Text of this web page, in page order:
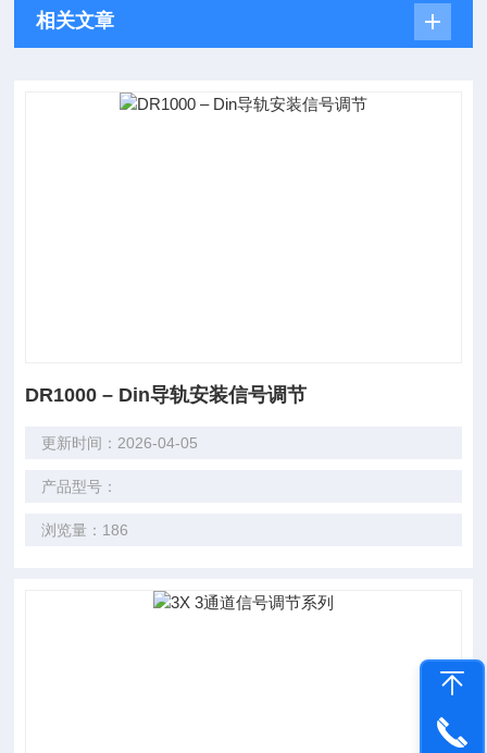
相关文章
DR1000 – Din导轨安装信号调节
更新时间：2026-04-05
产品型号：
浏览量：186